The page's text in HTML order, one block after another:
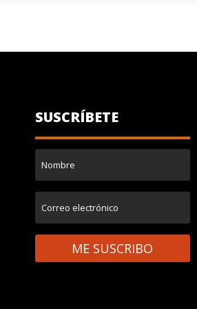
SUSCRÍBETE
ME SUSCRIBO